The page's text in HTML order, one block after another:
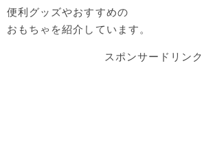
便利グッズやおすすめの
おもちゃを紹介しています。
スポンサードリンク